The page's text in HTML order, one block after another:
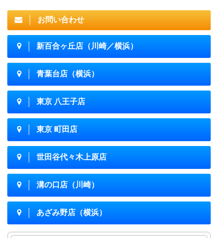
お問い合わせ
新百合ヶ丘店（川崎／横浜）
青葉台店（横浜）
東京 八王子店
東京 町田店
世田谷代々木上原店
溝の口店（川崎）
あざみ野店（横浜）